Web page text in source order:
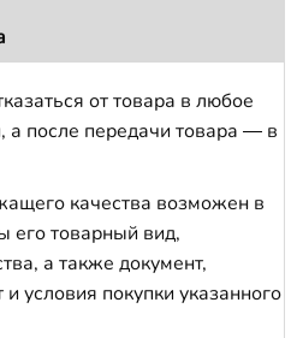
от товара в любое
а после передачи товара — в
качества возможен в
его товарный вид,
а также документ,
условия покупки указанного